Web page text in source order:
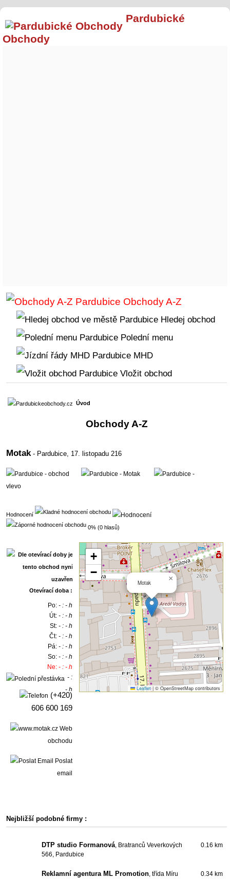
Pardubické
Obchody
Obchody A-Z
Hledej obchod
Polední menu
MHD
Vložit obchod
Úvod
Obchody A-Z
Motak- Pardubice, 17. listopadu 216
Hodnocení
0% (0 hlasů)
Otevírací doba :
Po:- : - h
Út:- : - h
St:- : - h
Čt:- : - h
Pá:- : - h
So:- : - h
Ne:- : - h
- :
- h
(+420)
606 600 169
Web
obchodu
Poslat
email
Motak ×
+
−
Leaflet |© OpenStreetMap contributors
Nejbližší podobné firmy :
DTP studio Formanová, Bratranců Veverkových
566, Pardubice
0.16 km
Reklamní agentura ML Promotion, třída Míru
0.34 km